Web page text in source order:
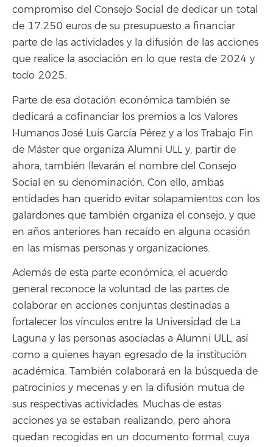
compromiso del Consejo Social de dedicar un total
de 17.250 euros de su presupuesto a financiar
parte de las actividades y la difusión de las acciones
que realice la asociación en lo que resta de 2024 y
todo 2025.
Parte de esa dotación económica también se
dedicará a cofinanciar los premios a los Valores
Humanos José Luis García Pérez y a los Trabajo Fin
de Máster que organiza Alumni ULL y, partir de
ahora, también llevarán el nombre del Consejo
Social en su denominación. Con ello, ambas
entidades han querido evitar solapamientos con los
galardones que también organiza el consejo, y que
en años anteriores han recaído en alguna ocasión
en las mismas personas y organizaciones.
Además de esta parte económica, el acuerdo
general reconoce la voluntad de las partes de
colaborar en acciones conjuntas destinadas a
fortalecer los vínculos entre la Universidad de La
Laguna y las personas asociadas a Alumni ULL, así
como a quienes hayan egresado de la institución
académica. También colaborará en la búsqueda de
patrocinios y mecenas y en la difusión mutua de
sus respectivas actividades. Muchas de estas
acciones ya se estaban realizando, pero ahora
quedan recogidas en un documento formal, cuya